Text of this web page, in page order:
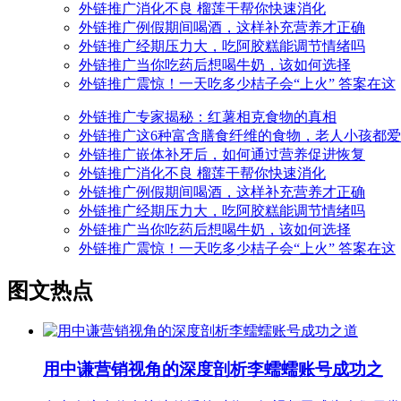
外链推广消化不良 榴莲干帮你快速消化
外链推广例假期间喝酒，这样补充营养才正确
外链推广经期压力大，吃阿胶糕能调节情绪吗
外链推广当你吃药后想喝牛奶，该如何选择
外链推广震惊！一天吃多少桔子会“上火” 答案在这
外链推广专家揭秘：红薯相克食物的真相
外链推广这6种富含膳食纤维的食物，老人小孩都
外链推广嵌体补牙后，如何通过营养促进恢复
外链推广消化不良 榴莲干帮你快速消化
外链推广例假期间喝酒，这样补充营养才正确
外链推广经期压力大，吃阿胶糕能调节情绪吗
外链推广当你吃药后想喝牛奶，该如何选择
外链推广震惊！一天吃多少桔子会“上火” 答案在这
图文热点
用中谦营销视角的深度剖析李蠕蠕账号成功之